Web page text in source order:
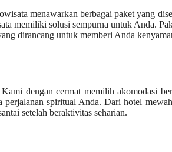
menawarkan berbagai paket yang
memiliki solusi sempurna untuk Anda.
dirancang untuk memberi Anda
dengan cermat memilih akomodasi
perjalanan spiritual Anda. Dari hotel
setelah beraktivitas seharian.